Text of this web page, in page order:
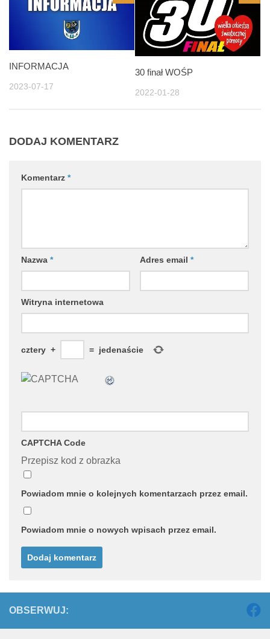
INFORMACJA
2023-07-17
30 finał WOŚP
2022-01-28
DODAJ KOMENTARZ
Komentarz *
Nazwa * Adres email *
Witryna internetowa
cztery + = jedenaście
CAPTCHA Code
Przepisz kod z obrazka
Powiadom mnie o kolejnych komentarzach przez email.
Powiadom mnie o nowych wpisach przez email.
OBSERWUJ: